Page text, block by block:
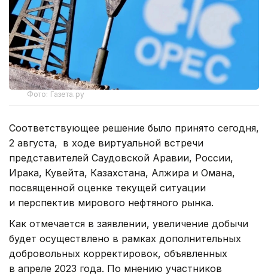
Фото: Газета.ру
Соответствующее решение было принято сегодня,
2 августа, в ходе виртуальной встречи
представителей Саудовской Аравии, России,
Ирака, Кувейта, Казахстана, Алжира и Омана,
посвященной оценке текущей ситуации
и перспектив мирового нефтяного рынка.
Как отмечается в заявлении, увеличение добычи
будет осуществлено в рамках дополнительных
добровольных корректировок, объявленных
в апреле 2023 года. По мнению участников